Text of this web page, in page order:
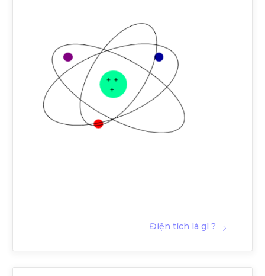
Điện tích là gì ?